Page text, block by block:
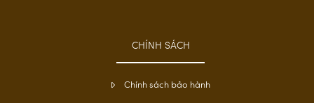
CHÍNH SÁCH
Chính sách bảo hành